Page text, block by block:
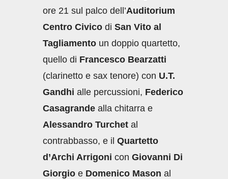
ore 21 sul palco dell’Auditorium
Centro Civico di San Vito al
Tagliamento un doppio quartetto,
quello di Francesco Bearzatti
(clarinetto e sax tenore) con U.T.
Gandhi alle percussioni, Federico
Casagrande alla chitarra e
Alessandro Turchet al
contrabbasso, e il Quartetto
d’Archi Arrigoni con Giovanni Di
Giorgio e Domenico Mason al